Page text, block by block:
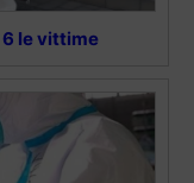
6 le vittime